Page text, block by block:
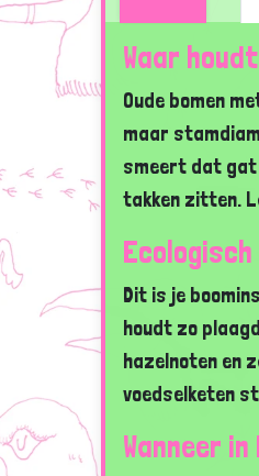
Waar
Oude bomen
maar
smeert dat gat
takken zitten.
Dit is je
houdt zo
hazelnoten en
voedselketen
Wanneer